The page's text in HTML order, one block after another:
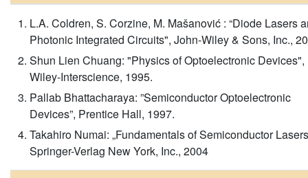
L.A. Coldren, S. Corzine, M. Mašanović : “Diode Lasers
Photonic Integrated Circuits", John-Wiley & Sons, Inc.,
Shun Lien Chuang: "Physics of Optoelectronic Devices",
Wiley-Interscience, 1995.
Pallab Bhattacharaya: ”Semiconductor Optoelectronic
Devices”, Prentice Hall, 1997.
Takahiro Numai: „Fundamentals of Semiconductor
Springer-Verlag New York, Inc., 2004